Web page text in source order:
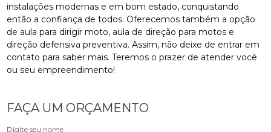
instalações modernas e em bom estado, conquistando
então a confiança de todos. Oferecemos também a opção
de aula para dirigir moto, aula de direção para motos e
direção defensiva preventiva. Assim, não deixe de entrar em
contato para saber mais. Teremos o prazer de atender você
ou seu empreendimento!
FAÇA UM ORÇAMENTO
Digite seu nome